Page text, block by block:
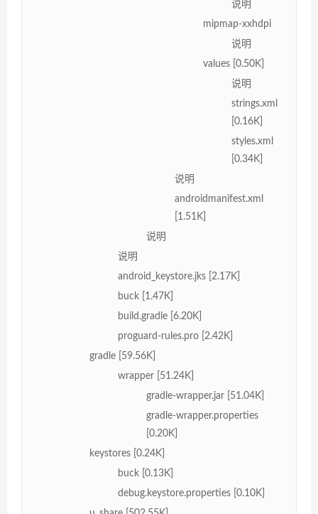
说明
mipmap-xxhdpi
说明
values [0.50K]
说明
strings.xml
[0.16K]
styles.xml
[0.34K]
说明
androidmanifest.xml
[1.51K]
说明
说明
android_keystore.jks [2.17K]
buck [1.47K]
build.gradle [6.20K]
proguard-rules.pro [2.42K]
gradle [59.56K]
wrapper [51.24K]
gradle-wrapper.jar [51.04K]
gradle-wrapper.properties
[0.20K]
keystores [0.24K]
buck [0.13K]
debug.keystore.properties [0.10K]